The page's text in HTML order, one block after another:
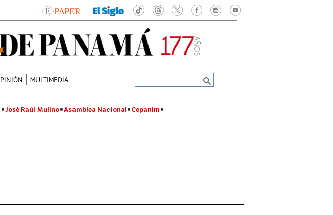
MULTIMEDIA
José Raúl Mulino Asamblea Nacional Cepanim